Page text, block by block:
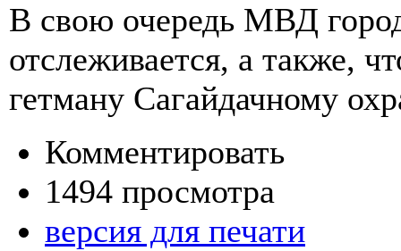
В свою очередь МВД
отслеживается, а также,
гетману Сагайдачному
Комментировать
1494 просмотра
версия для печати